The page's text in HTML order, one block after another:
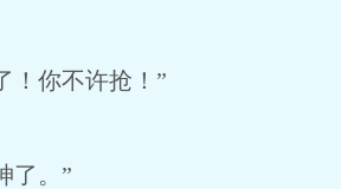
你不许抢！”
了。”